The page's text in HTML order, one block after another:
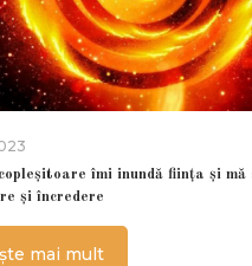
îmi inundă ființa și mă
și încredere
mai mult